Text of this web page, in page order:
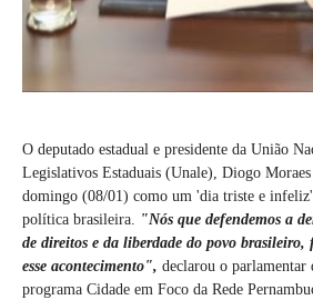
O deputado estadual e presidente da União
Legislativos Estaduais (Unale), Diogo
domingo (08/01) como um 'dia triste e
política brasileira. "Nós que defendemos a
de direitos e da liberdade do povo brasileiro,
esse acontecimento", declarou o parlamentar
programa Cidade em Foco da Rede